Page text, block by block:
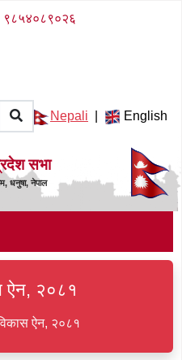
९८५४०८९०२६
Nepali English
सभा
धनुषा, नेपाल
ऐन, २०८१
ऐन, २०८१